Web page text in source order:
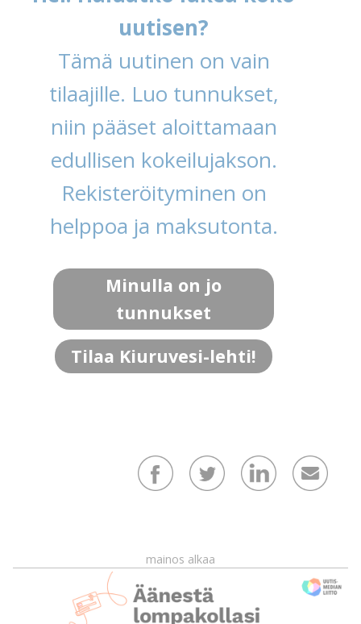
uutisen?
Tämä uutinen on vain
tilaajille. Luo tunnukset,
niin pääset aloittamaan
edullisen kokeilujakson.
Rekisteröityminen on
helppoa ja maksutonta.
Minulla on jo
tunnukset
Tilaa Kiuruvesi-lehti!
mainos alkaa